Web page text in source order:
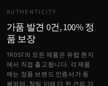
AUTHENTICITY
가품 발견 0건, 100% 정
품 보장
TRDST의 모든 제품은 유럽 현지
에서 직접 출고됩니다. 각 제품
에는 정품 브랜드 인증서가 동
봉되며, 창립 이래 단 한 건의 가